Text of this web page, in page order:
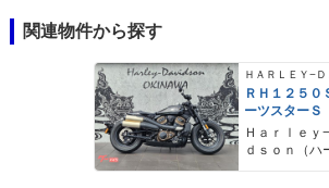
関連物件から探す
ＲＨ１２５
ーツスターＳ
Ｈａｒｌｅｙ
ｄｓｏｎ（ハ